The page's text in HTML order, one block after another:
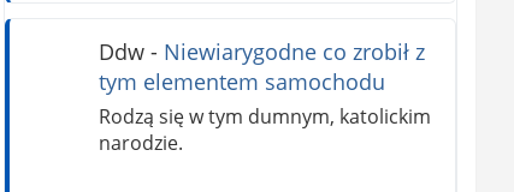
Ddw- Niewiarygodne co zrobił z
tym elementem samochodu
Rodzą się w tym dumnym, katolickim
narodzie.